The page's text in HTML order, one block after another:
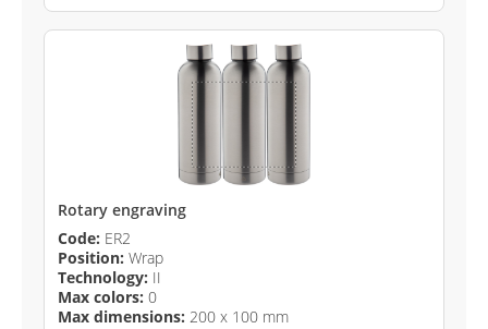
Rotary engraving
Code: ER2
Position: Wrap
Technology: II
Max colors: 0
Max dimensions: 200 x 100 mm